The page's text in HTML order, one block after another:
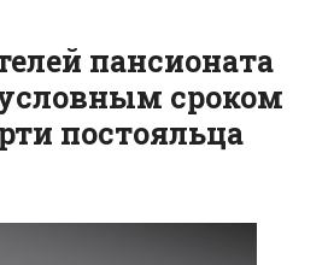
пансионата
сроком
постояльца